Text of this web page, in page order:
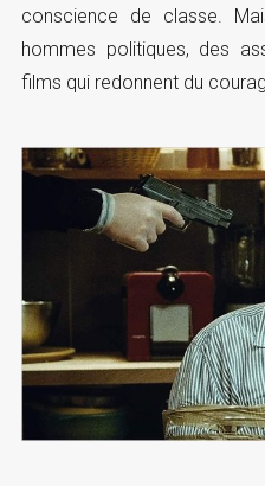
conscience de classe.
hommes politiques, des
films qui redonnent du